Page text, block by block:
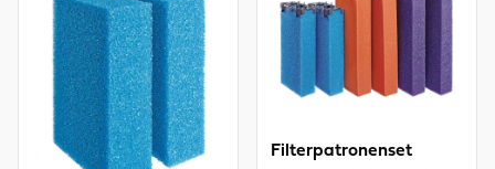
Filterpatronenset